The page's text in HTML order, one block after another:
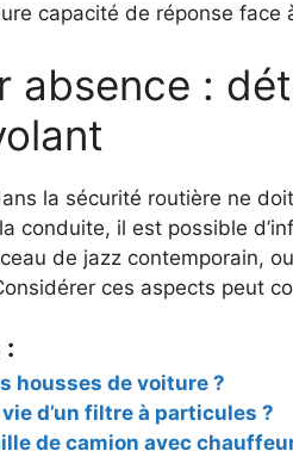
capacité de réponse
absence :
la sécurité routière ne
conduite, il est possible
de jazz contemporain,
ces aspects peut
:
housses de voiture ?
d’un filtre à particules ?
de camion avec